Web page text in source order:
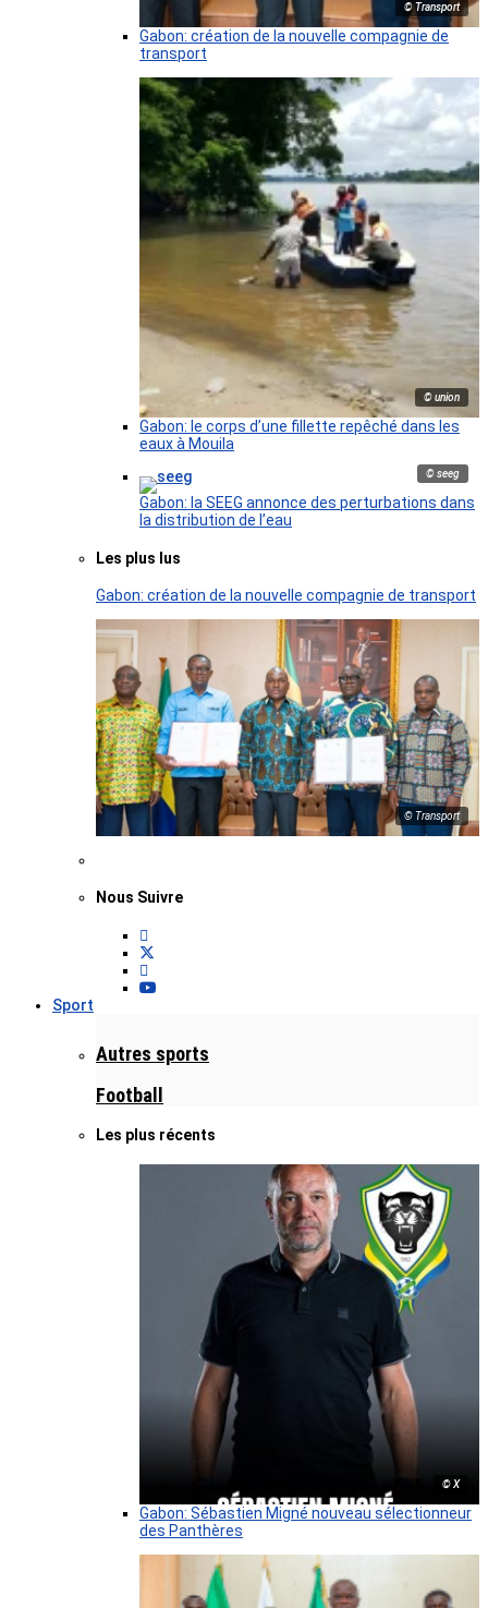
© Transport
Gabon: création de la nouvelle compagnie de
transport
© union
Gabon: le corps d’une fillette repêché dans les
eaux à Mouila
© seeg
Gabon: la SEEG annonce des perturbations dans
la distribution de l’eau
Les plus lus
Gabon: création de la nouvelle compagnie de transport
© Transport
Nous Suivre
Sport
Autres sports
Football
Les plus récents
© X
Gabon: Sébastien Migné nouveau sélectionneur
des Panthères